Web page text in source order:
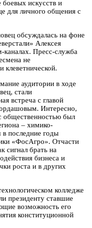
боевых искусств и
для личного общения с
обсуждалась на фоне
Алексея
Пресс-служба
не
клеветнической.
аудитории в ходе
стали
встреча с главой
Интересно,
общественностью был
– химико-
в последние годы
«ФосАгро». Отчасти
сигнал брать на
бизнеса и
роста и в других
колледже
президенту ставшие
возможность его
конституционной